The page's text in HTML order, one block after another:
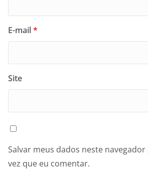
E-mail*
Site
Salvar meus dados neste
vez que eu comentar.